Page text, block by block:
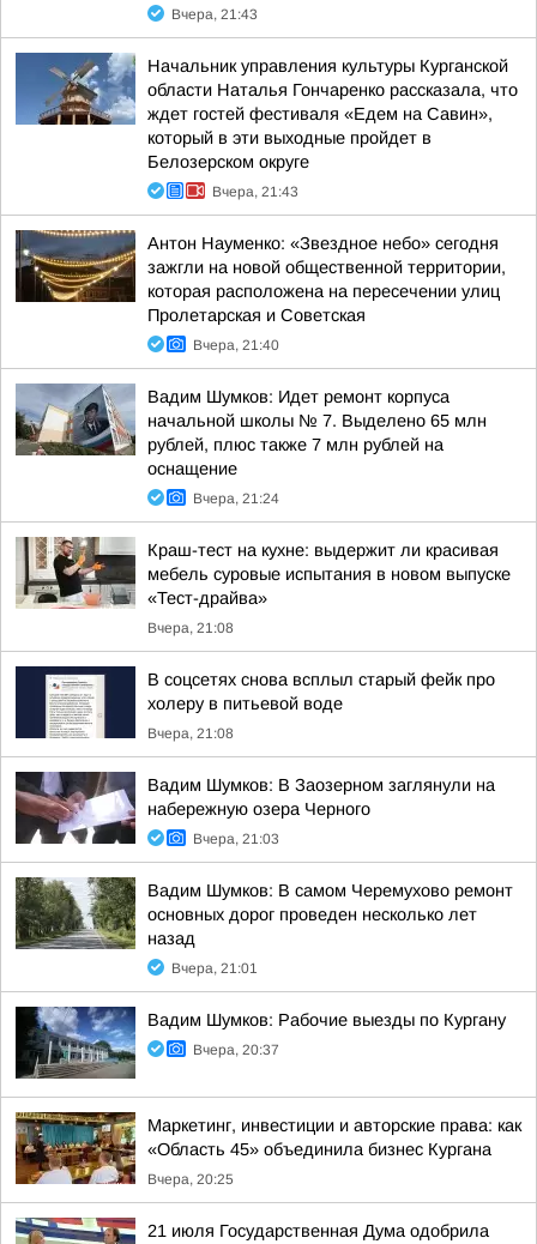
Вчера, 21:43
Начальник управления культуры Курганской
области Наталья Гончаренко рассказала, что
ждет гостей фестиваля «Едем на Савин»,
который в эти выходные пройдет в
Белозерском округе
Вчера, 21:43
Антон Науменко: «Звездное небо» сегодня
зажгли на новой общественной территории,
которая расположена на пересечении улиц
Пролетарская и Советская
Вчера, 21:40
Вадим Шумков: Идет ремонт корпуса
начальной школы № 7. Выделено 65 млн
рублей, плюс также 7 млн рублей на
оснащение
Вчера, 21:24
Краш-тест на кухне: выдержит ли красивая
мебель суровые испытания в новом выпуске
«Тест-драйва»
Вчера, 21:08
В соцсетях снова всплыл старый фейк про
холеру в питьевой воде
Вчера, 21:08
Вадим Шумков: В Заозерном заглянули на
набережную озера Черного
Вчера, 21:03
Вадим Шумков: В самом Черемухово ремонт
основных дорог проведен несколько лет
назад
Вчера, 21:01
Вадим Шумков: Рабочие выезды по Кургану
Вчера, 20:37
Маркетинг, инвестиции и авторские права: как
«Область 45» объединила бизнес Кургана
Вчера, 20:25
21 июля Государственная Дума одобрила